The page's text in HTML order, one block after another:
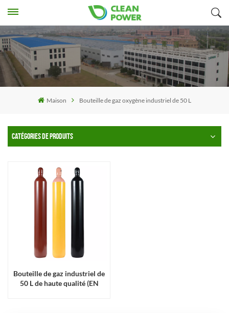
Maison Bouteille de gaz oxygène industriel de 50 L
CATÉGORIES DE PRODUITS
Bouteille de gaz industriel de
50 L de haute qualité (EN